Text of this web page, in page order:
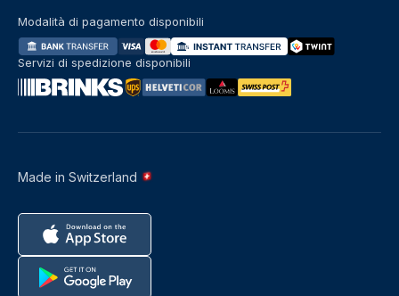
Made in Switzerland
Modalità di pagamento disponibili
Servizi di spedizione disponibili